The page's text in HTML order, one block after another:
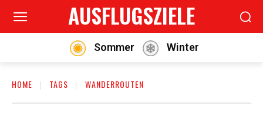
AUSFLUGSZIELE
Sommer Winter
HOME TAGS WANDERROUTEN